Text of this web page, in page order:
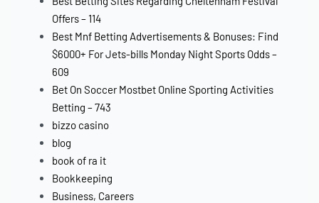
Offers – 114
Best Mnf Betting Advertisements & Bonuses: Find
$6000+ For Jets-bills Monday Night Sports Odds –
609
Bet On Soccer Mostbet Online Sporting Activities
Betting – 743
bizzo casino
blog
book of ra it
Bookkeeping
Business, Careers